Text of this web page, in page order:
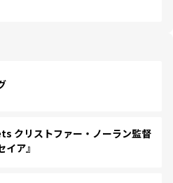
クリストファー・ノーラン監督
ア』